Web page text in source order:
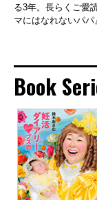
る3年。長らくご愛
マにはなれないパパ
Book